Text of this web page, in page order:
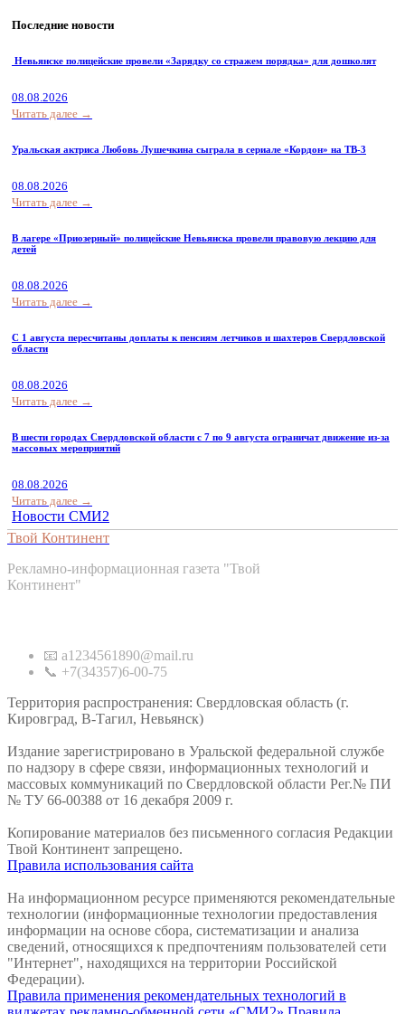
Последние новости
Невьянске полицейские провели «Зарядку со стражем порядка» для дошколят
08.08.2026
Читать далее →
Уральская актриса Любовь Лушечкина сыграла в сериале «Кордон» на ТВ-3
08.08.2026
Читать далее →
В лагере «Приозерный» полицейские Невьянска провели правовую лекцию для
детей
08.08.2026
Читать далее →
С 1 августа пересчитаны доплаты к пенсиям летчиков и шахтеров Свердловской
области
08.08.2026
Читать далее →
В шести городах Свердловской области с 7 по 9 августа ограничат движение из-за
массовых мероприятий
08.08.2026
Читать далее →
Новости СМИ2
Твой Континент
Рекламно-информационная газета "Твой
Континент"
📧 a1234561890@mail.ru
📞 +7(34357)6-00-75
Территория распространения: Свердловская область (г.
Кировград, В-Тагил, Невьянск)
Издание зарегистрировано в Уральской федеральной службе
по надзору в сфере связи, информационных технологий и
массовых коммуникаций по Свердловской области Рег.№ ПИ
№ ТУ 66-00388 от 16 декабря 2009 г.
Копирование материалов без письменного согласия Редакции
Твой Континент запрещено.
Правила использования сайта
На информационном ресурсе применяются рекомендательные
технологии (информационные технологии предоставления
информации на основе сбора, систематизации и анализа
сведений, относящихся к предпочтениям пользователей сети
"Интернет", находящихся на территории Российской
Федерации).
Правила применения рекомендательных технологий в